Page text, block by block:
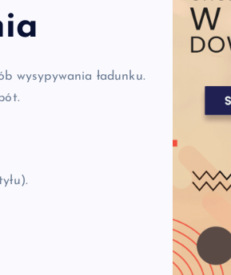
wysypywania ładunku.